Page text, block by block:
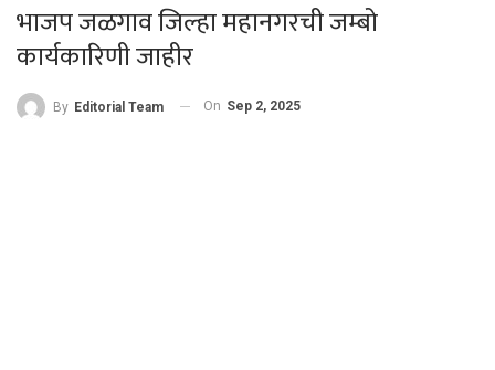
भाजप जळगाव जिल्हा महानगरची जम्बो
कार्यकारिणी जाहीर
By Editorial Team On Sep 2, 2025